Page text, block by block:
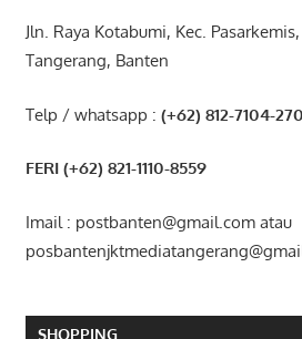
Jln. Raya Kotabumi, Kec.
Tangerang, Banten
Telp / whatsapp : (+62) 812-7104-
FERI (+62) 821-1110-8559
Imail : postbanten@gmail.com atau
SHOPPING